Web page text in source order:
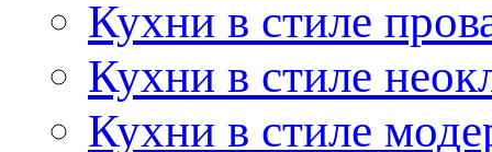
Кухни в стиле
Кухни в стиле
Кухни в стиле